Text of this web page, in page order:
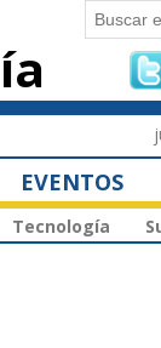
Buscar
EVENTOS
Tecnología